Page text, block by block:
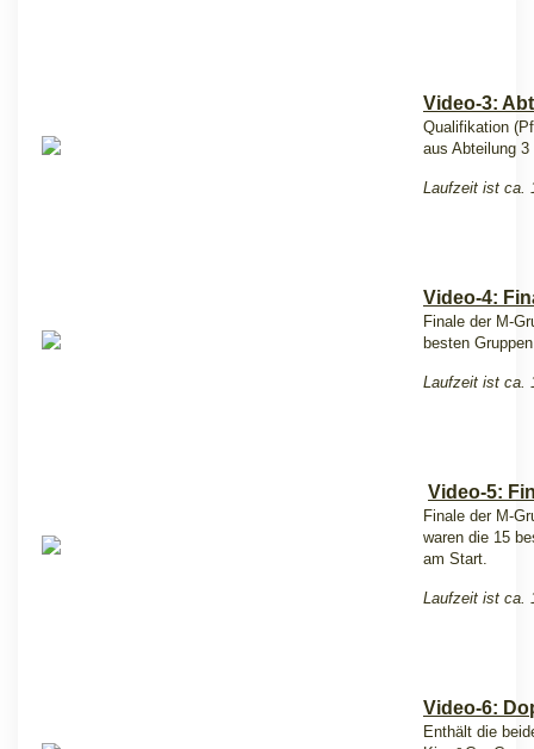
Video-3:
Qualifikation
aus Abteilung 3
Laufzeit ist ca.
Video-4:
Finale der M-
besten
Laufzeit ist ca.
Video-5:
Finale der M-
waren die 15
am Start.
Laufzeit ist ca.
Video-6:
Enthält die